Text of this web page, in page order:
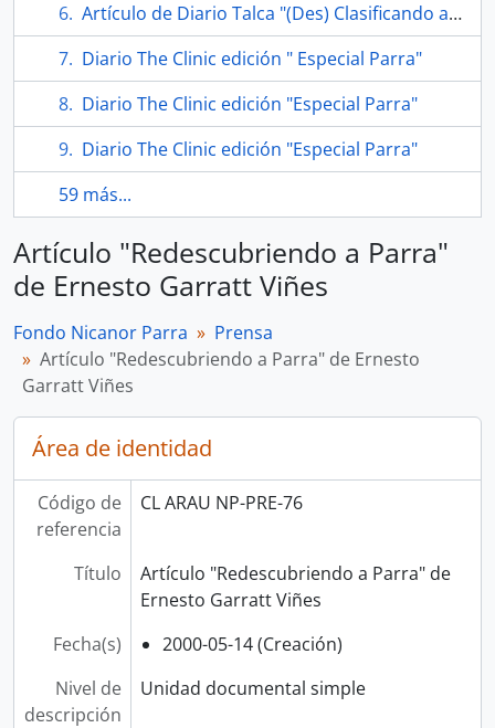
Artículo de Diario Talca "(Des) Clasificando a Parra"
Diario The Clinic edición " Especial Parra"
Diario The Clinic edición "Especial Parra"
Diario The Clinic edición "Especial Parra"
59 más...
Artículo "Redescubriendo a Parra"
de Ernesto Garratt Viñes
Fondo Nicanor Parra
Prensa
Artículo "Redescubriendo a Parra" de Ernesto
Garratt Viñes
Área de identidad
Código de
referencia
CL ARAU NP-PRE-76
Título
Artículo "Redescubriendo a Parra" de
Ernesto Garratt Viñes
Fecha(s)
2000-05-14 (Creación)
Nivel de
descripción
Unidad documental simple